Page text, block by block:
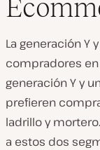
La generación Y
compradores en
generación Y y
prefieren
ladrillo y
a estos dos